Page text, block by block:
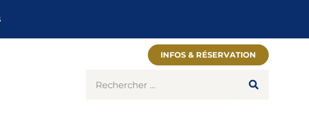
INFOS & RÉSERVATION